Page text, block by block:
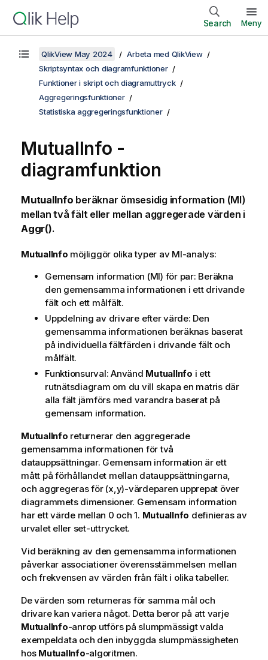
Search Meny
QlikView May 2024
Arbeta med QlikView
Skriptsyntax och diagramfunktioner
Funktioner i skript och diagramuttryck
Aggregeringsfunktioner
Statistiska aggregeringsfunktioner
MutualInfo -
diagramfunktion
MutualInfo beräknar ömsesidig information (MI)
mellan två fält eller mellan aggregerade värden i
Aggr().
MutualInfo möjliggör olika typer av MI-analys:
Gemensam information (MI) för par: Beräkna
den gemensamma informationen i ett drivande
fält och ett målfält.
Uppdelning av drivare efter värde: Den
gemensamma informationen beräknas baserat
på individuella fältfärden i drivande fält och
målfält.
Funktionsurval: Använd MutualInfo i ett
rutnätsdiagram om du vill skapa en matris där
alla fält jämförs med varandra baserat på
gemensam information.
MutualInfo returnerar den aggregerade
gemensamma informationen för två
datauppsättningar. Gemensam information är ett
mått på förhållandet mellan datauppsättningarna,
och aggregeras för (x,y)-värdeparen upprepat över
diagrammets dimensioner. Gemensam information
har ett värde mellan 0 och 1. MutualInfo definieras av
urvalet eller set-uttrycket.
Vid beräkning av den gemensamma informationen
påverkar associationer överensstämmelsen mellan
och frekvensen av värden från fält i olika tabeller.
De värden som returneras för samma mål och
drivare kan variera något. Detta beror på att varje
MutualInfo-anrop utförs på slumpmässigt valda
exempeldata och den inbyggda slumpmässigheten
hos MutualInfo-algoritmen.